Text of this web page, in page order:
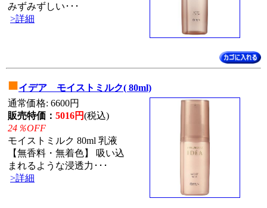
みずみずしい･･･
>詳細
■イデア モイストミルク( 80ml)
通常価格: 6600円
販売特価： 5016円(税込)
24％OFF
モイストミルク 80ml 乳液
【無香料・無着色】 吸い込
まれるような浸透力･･･
>詳細